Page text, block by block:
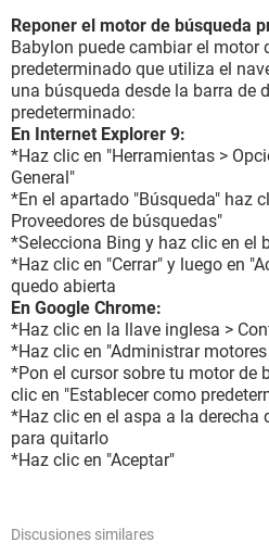
Reponer el motor de búsqueda
Babylon puede cambiar el motor
predeterminado que utiliza el
una búsqueda desde la barra de
predeterminado:
En Internet Explorer 9:
*Haz clic en "Herramientas >
General"
*En el apartado "Búsqueda" haz
Proveedores de búsquedas"
*Selecciona Bing y haz clic en el
*Haz clic en "Cerrar" y luego en
quedo abierta
En Google Chrome:
*Haz clic en la llave inglesa >
*Haz clic en "Administrar
*Pon el cursor sobre tu motor de
clic en "Establecer como
*Haz clic en el aspa a la derecha
para quitarlo
*Haz clic en "Aceptar"
Discusiones similares